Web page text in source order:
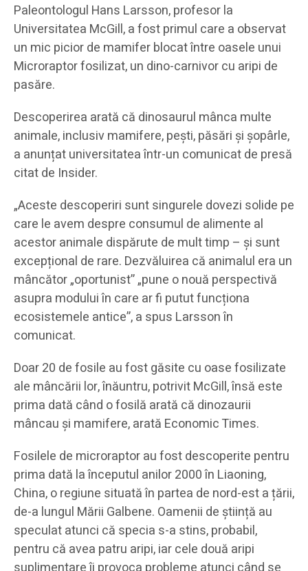
Paleontologul Hans Larsson, profesor la
Universitatea McGill, a fost primul care a observat
un mic picior de mamifer blocat între oasele unui
Microraptor fosilizat, un dino-carnivor cu aripi de
pasăre.
Descoperirea arată că dinosaurul mânca multe
animale, inclusiv mamifere, pești, păsări și șopârle,
a anunțat universitatea într-un comunicat de presă
citat de Insider.
„Aceste descoperiri sunt singurele dovezi solide pe
care le avem despre consumul de alimente al
acestor animale dispărute de mult timp – și sunt
excepțional de rare. Dezvăluirea că animalul era un
mâncător „oportunist” „pune o nouă perspectivă
asupra modului în care ar fi putut funcționa
ecosistemele antice”, a spus Larsson în
comunicat.
Doar 20 de fosile au fost găsite cu oase fosilizate
ale mâncării lor, înăuntru, potrivit McGill, însă este
prima dată când o fosilă arată că dinozaurii
mâncau și mamifere, arată Economic Times.
Fosilele de microraptor au fost descoperite pentru
prima dată la începutul anilor 2000 în Liaoning,
China, o regiune situată în partea de nord-est a țării,
de-a lungul Mării Galbene. Oamenii de știință au
speculat atunci că specia s-a stins, probabil,
pentru că avea patru aripi, iar cele două aripi